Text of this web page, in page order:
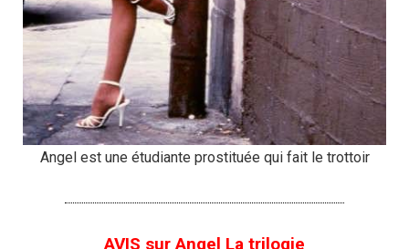
Angel est une étudiante prostituée qui fait le trottoir
AVIS sur Angel La trilogie